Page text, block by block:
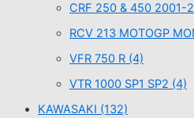
CRF 250 & 450 2001-
RCV 213 MOTOGP
VFR 750 R (4)
VTR 1000 SP1 SP2 (4)
KAWASAKI (132)